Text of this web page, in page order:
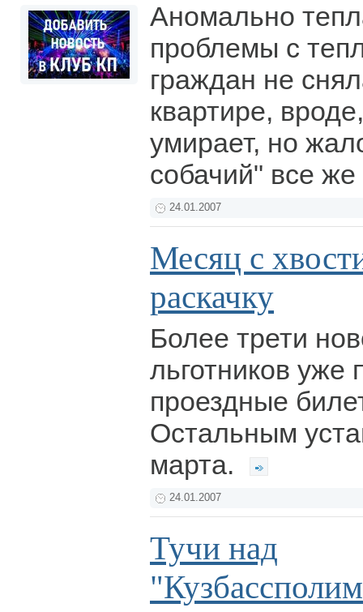
Аномально
проблемы с
граждан не
квартире,
умирает, но
собачий" все же
24.01.2007
Месяц с
раскачку
Более трети
льготников уже
проездные
Остальным
марта.
24.01.2007
Тучи над